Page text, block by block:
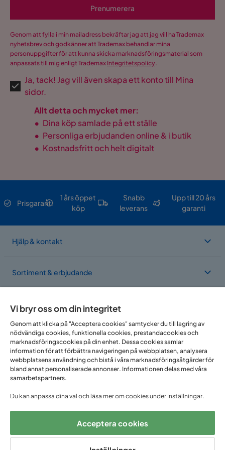
Verified by Trustvoice
Prenumerera
Genom att fylla i min mailadress bekräftar jag att jag vill ha Trademax
nyhetsbrev och godkänner att Trademax behandlar mina
personuppgifter för att kunna skicka marknadsföringsmaterial som
anpassats till mig enligt Trademax Integritetspolicy.
Ja, tack! Jag vill även skapa ett konto till Mina
sidor.
Allt detta och mycket mer:
• Dina köp samlade på ett ställe
• Personliga erbjudanden online & i butik
• Kostnadsfritt och helt digitalt
Prisgaranti
1 års öppet
köp
Snabb
leverans
Upp till 20 års
garanti
Hjälp & kontakt
Sortiment & erbjudande
Om Trademax
Vi finns i flera länder
Följ oss på:
Vi bryr oss om din integritet
Genom att klicka på "Acceptera cookies" samtycker du till lagring av
nödvändiga cookies, funktionella cookies, prestandacookies och
marknadsföringscookies på din enhet. Dessa cookies samlar
information för att förbättra navigeringen på webbplatsen, analysera
webbplatsens användning och bistå i våra marknadsföringsåtgärder för
bland annat personaliserade annonser. Informationen delas med våra
samarbetspartners.
Du kan anpassa dina val och läsa mer om cookies under Inställningar.
Acceptera cookies